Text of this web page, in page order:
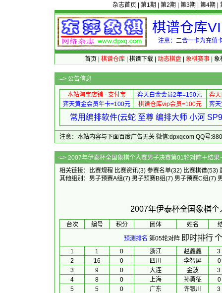
杂志首页 第1期 第2期 第3期 第4期
棋谱仓库
注意：二合一卡为充值
首页 棋谱仓库| 棋谱下载| 动态棋盘| 象棋赛事| 象
-=> 公告信息
本站淘宝店铺 - 支付宝 弈天白金会员2年=150元
弈
弈天黄金会员年卡=100元
棋谱仓库vip会员=100元 弈
常用编排软件(云蛇 至尊 编排大师 小河
注意：本站内容与下面百度广告无关 微信:dpxqcom QQ号
-=> 2007年伊泰杯全国象棋个人赛男
相关链接：
比赛规程 比赛资讯(3) 参赛名单(32) 比赛棋谱(53)
其他组别： 男子预赛A组(7) 男子预赛B组(7) 男子预赛C组(7)
2007年伊泰杯全国象棋
台次 编号 积分 团体 姓名
预测排名 第05轮对阵 即时排行
1 1 0 浙江 赵鑫鑫
3
2
16 0 四川 李智屏
0
3
9 0 大连 金波
3
4
8 0 上海 孙勇征
0
5
5 0 广东 许银川
3